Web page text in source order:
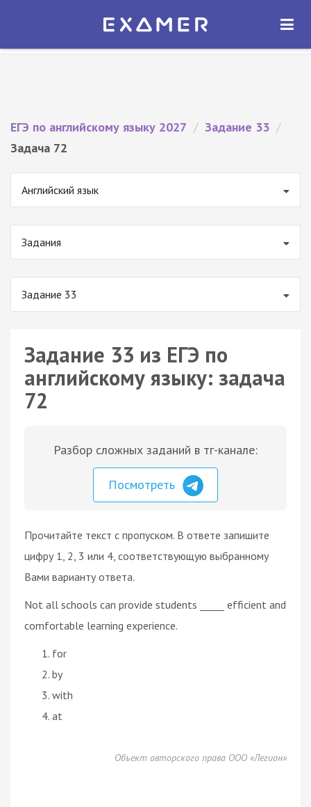
Экзамер — ЕГЭ 2027
ОТКРЫТЬ
ЕГЭ по английскому языку 2027 / Задание 33 /
Задача 72
Английский язык
Задания
Задание 33
Задание 33 из ЕГЭ по
английскому языку: задача
72
Разбор сложных заданий в тг-канале:
Посмотреть
Прочитайте текст с пропуском. В ответе запишите
цифру 1, 2, 3 или 4, соответствующую выбранному
Вами варианту ответа.
Not all schools can provide students _____ efficient and
comfortable learning experience.
for
by
with
at
Объект авторского права ООО «Легион»